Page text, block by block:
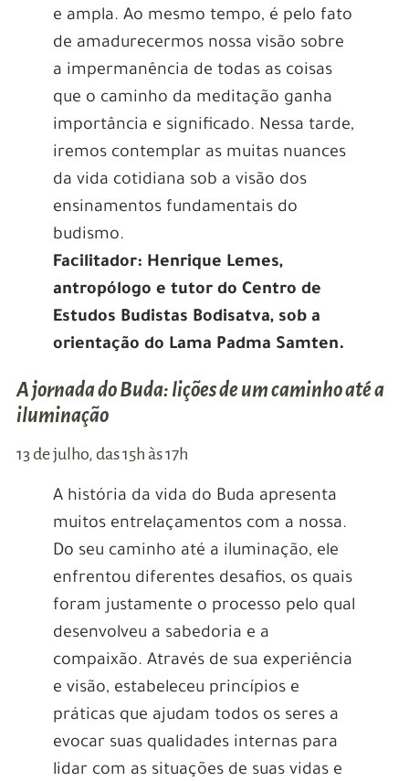
e ampla. Ao mesmo tempo, é pelo fato
de amadurecermos nossa visão sobre
a impermanência de todas as coisas
que o caminho da meditação ganha
importância e significado. Nessa tarde,
iremos contemplar as muitas nuances
da vida cotidiana sob a visão dos
ensinamentos fundamentais do
budismo.
Facilitador: Henrique Lemes,
antropólogo e tutor do Centro de
Estudos Budistas Bodisatva, sob a
orientação do Lama Padma Samten.
A jornada do Buda: lições de um caminho até a
iluminação
13 de julho, das 15h às 17h
A história da vida do Buda apresenta
muitos entrelaçamentos com a nossa.
Do seu caminho até a iluminação, ele
enfrentou diferentes desafios, os quais
foram justamente o processo pelo qual
desenvolveu a sabedoria e a
compaixão. Através de sua experiência
e visão, estabeleceu princípios e
práticas que ajudam todos os seres a
evocar suas qualidades internas para
lidar com as situações de suas vidas e